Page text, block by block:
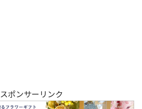
スポンサーリンク